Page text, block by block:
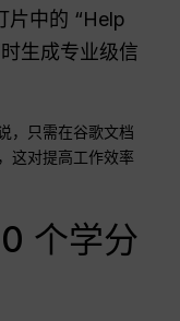
片中的 “Help
生成专业级信
，只需在谷歌文档
这对提高工作效率
个学分